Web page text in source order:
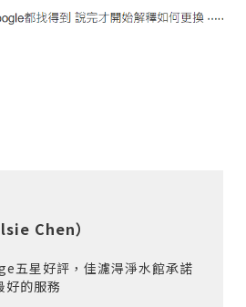
Chen）
五星好評，佳濾淂淨水館承諾
好的服務